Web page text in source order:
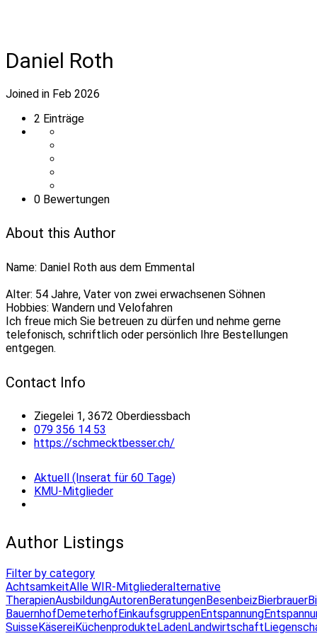
Daniel Roth
Joined in Feb 2026
2 Einträge
0 Bewertungen
About this Author
Name: Daniel Roth aus dem Emmental
Alter: 54 Jahre, Vater von zwei erwachsenen Söhnen
Hobbies: Wandern und Velofahren
Ich freue mich Sie betreuen zu dürfen und nehme gerne
telefonisch, schriftlich oder persönlich Ihre Bestellungen
entgegen.
Contact Info
Ziegelei 1, 3672 Oberdiessbach
079 356 14 53
https://schmecktbesser.ch/
Aktuell (Inserat für 60 Tage)
KMU-Mitglieder
Author Listings
Filter by category
AchtsamkeitAlle WIR-Mitgliederalternative
TherapienAusbildungAutorenBeratungenBesenbeizBierbrauer
BauernhofDemeterhofEinkaufsgruppenEntspannung
SuisseKäsereiKüchenprodukteLadenLandwirtschaft